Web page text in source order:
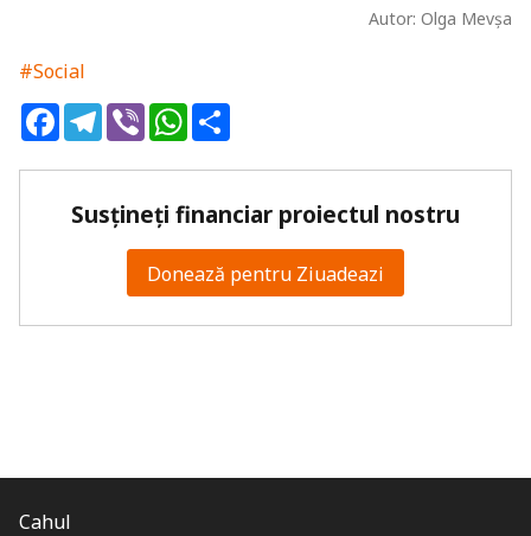
Autor: Olga Mevșa
#Social
FacebookTelegram
ViberWhatsApp
Susțineți financiar proiectul nostru
Donează pentru Ziuadeazi
Cahul